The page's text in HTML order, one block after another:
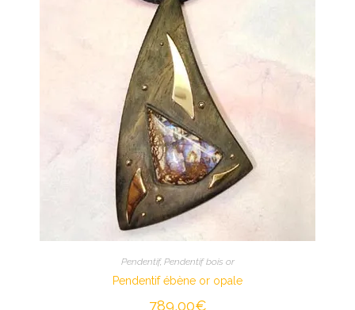
Pendentif, Pendentif bois or
Pendentif ébène or opale
789,00€